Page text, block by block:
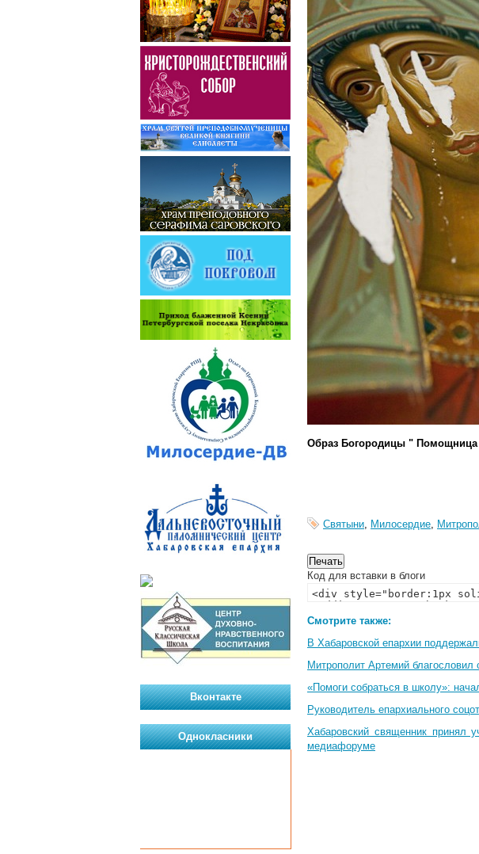
Образ Богородицы " Помощница
Святыни, Милосердие,
Код для вставки в блоги
Смотрите также:
В Хабаровской епархии
Митрополит Артемий благословил
«Помоги собраться в школу»:
Руководитель епархиального
Хабаровский священник принял
медиафоруме
Вконтакте
Однокласники